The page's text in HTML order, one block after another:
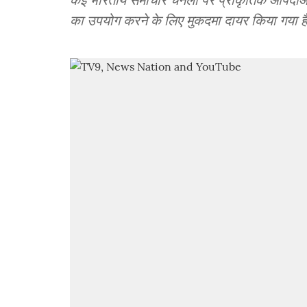
का उपयोग करने के लिए मुकदमा दायर किया गया